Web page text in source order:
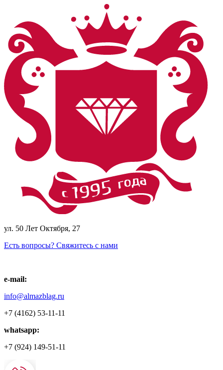
ул. 50 Лет Октября, 27
Есть вопросы? Свяжитесь с нами
e-mail:
info@almazblag.ru
+7 (4162) 53-11-11
whatsapp:
+7 (924) 149-51-11